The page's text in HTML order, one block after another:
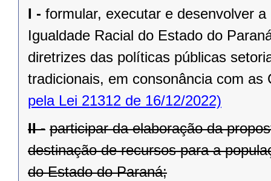
I - formular, executar e desenvolver
Igualdade Racial do Estado do
diretrizes das políticas públicas
tradicionais, em consonância com as
pela Lei 21312 de 16/12/2022)
II - participar da elaboração da
destinação de recursos para a
do Estado do Paraná;